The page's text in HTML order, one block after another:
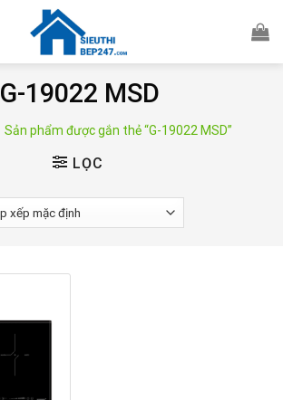
G-19022 MSD
Sản phẩm được gắn thẻ “G-19022 MSD”
LỌC